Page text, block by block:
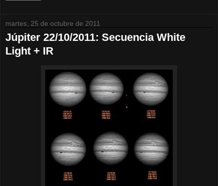
martes, 25 de octubre de 2011
Júpiter 22/10/2011: Secuencia White
Light + IR